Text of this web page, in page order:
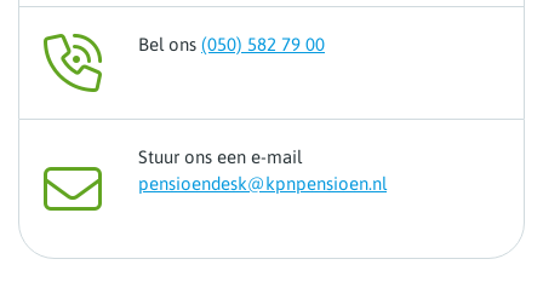
Bel ons (050) 582 79 00
Stuur ons een e-mail
pensioendesk@kpnpensioen.nl